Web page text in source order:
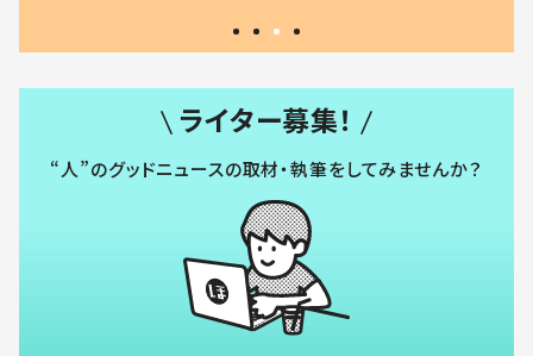
ライター募集！
“人”のグッドニュースの取材・執筆をしてみませんか？